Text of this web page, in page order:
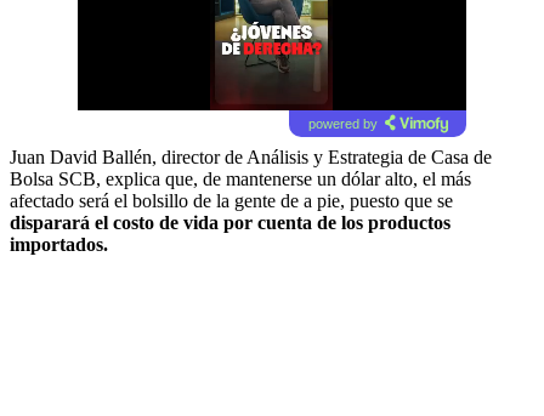
powered by
Juan David Ballén, director de Análisis y Estrategia de Casa de
Bolsa SCB, explica que, de mantenerse un dólar alto, el más
afectado será el bolsillo de la gente de a pie, puesto que se
disparará el costo de vida por cuenta de los productos
importados.